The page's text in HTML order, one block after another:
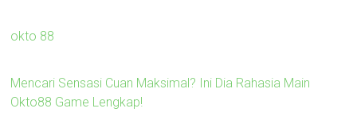
okto 88
Mencari Sensasi Cuan Maksimal? Ini Dia Rahasia Main
Okto88 Game Lengkap!